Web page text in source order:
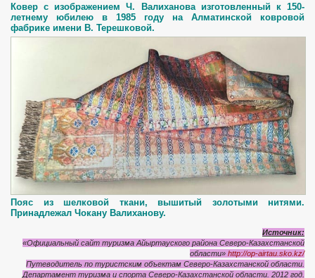
Ковер с изображением Ч. Валиханова изготовленный к 150-
летнему юбилею в 1985 году на Алматинской ковровой
фабрике имени В. Терешковой.
Пояс из шелковой ткани, вышитый золотыми нитями.
Принадлежал Чокану Валиханову.
Источник:
«Официальный сайт туризма Айыртауского района Северо-Казахстанской
области» http://op-airtau.sko.kz/
Путеводитель по туристским объектам Северо-Казахстанской области.
Департамент туризма и спорта Северо-Казахстанской области. 2012 год.